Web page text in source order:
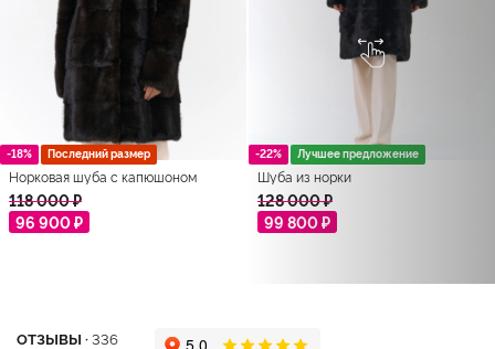
-18% Последний размер
Норковая шуба с капюшоном
118 000 ₽
96 900 ₽
-22% Лучшее предложение
Шуба из норки
128 000 ₽
99 800 ₽
ОТЗЫВЫ · 336